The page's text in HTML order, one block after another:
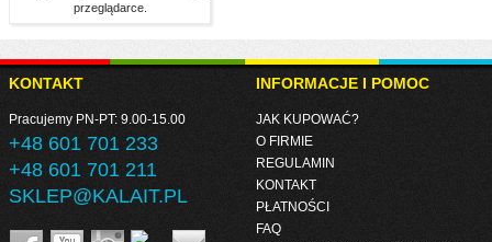
przeglądarce.
KONTAKT
Pracujemy PN-PT: 9.00-15.00
+48 601 701 233
+48 601 701 211
SKLEP@KALAIT.PL
INFORMACJE I POMOC
JAK KUPOWAĆ?
O FIRMIE
REGULAMIN
KONTAKT
PŁATNOŚCI
FAQ